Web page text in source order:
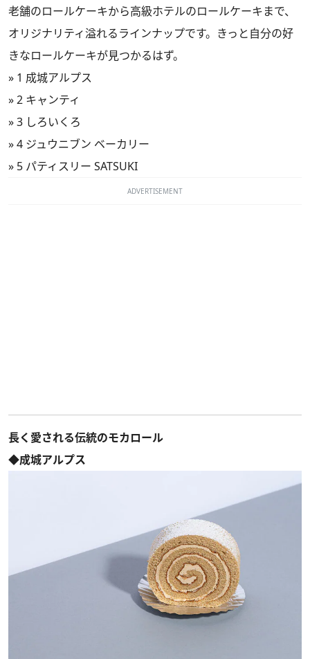
老舗のロールケーキから高級ホテルのロールケーキまで、
オリジナリティ溢れるラインナップです。きっと自分の好
きなロールケーキが見つかるはず。
» 1 成城アルプス
»2 キャンティ
»3 しろいくろ
»4 ジュウニブン ベーカリー
» 5 パティスリー SATSUKI
ADVERTISEMENT
長く愛される伝統のモカロール
◆成城アルプス